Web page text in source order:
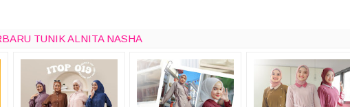
TUNIK ALNITA NASHA